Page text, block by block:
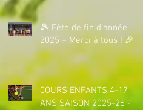
🎾 Fête de fin d'année
2025 – Merci à tous ! 🎉
COURS ENFANTS 4-17
ANS SAISON 2025-26 -